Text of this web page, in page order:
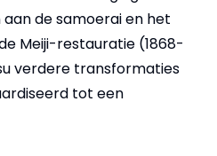
de samoerai en het
Meiji-restauratie (1868-
verdere transformaties
tot een